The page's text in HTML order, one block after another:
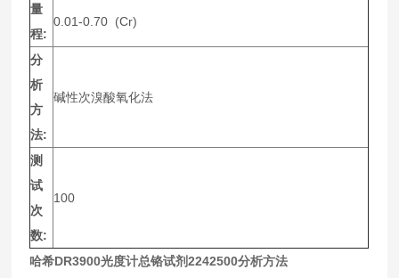
量
程:
0.01-0.70 (Cr)
分
析
方
法:
碱性次溴酸氧化法
测
试
次
数:
100
哈希DR3900光度计总铬试剂2242500分析方法